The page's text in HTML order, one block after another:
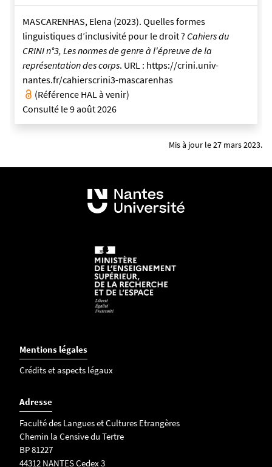
MASCARENHAS, Elena (2023). Quelles formes
linguistiques d’inclusivité pour le droit ? Cahiers du
CRINI n°3, Les normes de genre à l'épreuve de la
représentation des corps. URL : https://crini.univ-
nantes.fr/cahierscrini3-mascarenhas
(Référence HAL à venir)
Consulté le 9 août 2026
Mis à jour le 27 mars 2023.
Mentions légales
Crédits et aspects légaux
Adresse
Faculté des Langues et Cultures Etrangères
Chemin la Censive du Tertre
BP 81227
44312 NANTES Cedex 3